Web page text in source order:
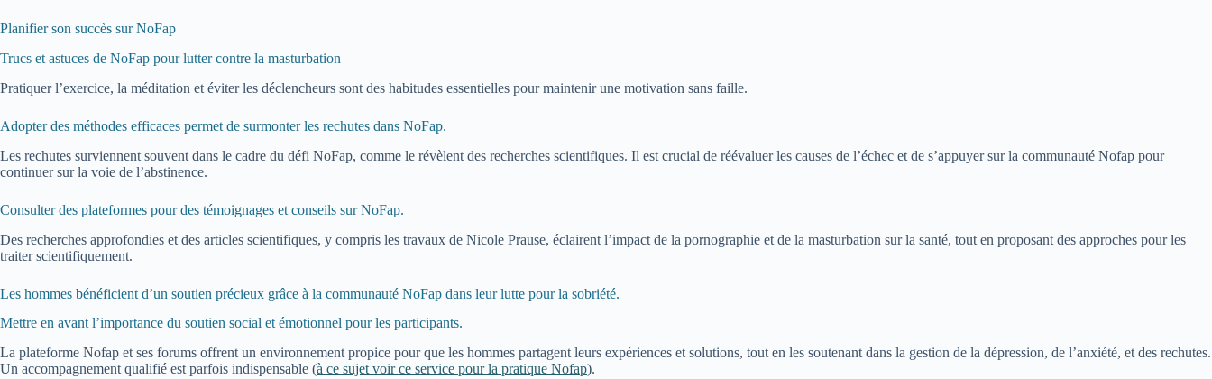
Planifier son succès sur NoFap
Trucs et astuces de NoFap pour lutter contre la masturbation
Pratiquer l’exercice, la méditation et éviter les déclencheurs sont des habitudes essentielles pour maintenir une motivation sans faille.
Adopter des méthodes efficaces permet de surmonter les rechutes dans NoFap.
Les rechutes surviennent souvent dans le cadre du défi NoFap, comme le révèlent des recherches scientifiques. Il est crucial de réévaluer les causes de l’échec et de s’appuyer sur la communauté Nofap pour
continuer sur la voie de l’abstinence.
Consulter des plateformes pour des témoignages et conseils sur NoFap.
Des recherches approfondies et des articles scientifiques, y compris les travaux de Nicole Prause, éclairent l’impact de la pornographie et de la masturbation sur la santé, tout en proposant des approches pour les
traiter scientifiquement.
Les hommes bénéficient d’un soutien précieux grâce à la communauté NoFap dans leur lutte pour la sobriété.
Mettre en avant l’importance du soutien social et émotionnel pour les participants.
La plateforme Nofap et ses forums offrent un environnement propice pour que les hommes partagent leurs expériences et solutions, tout en les soutenant dans la gestion de la dépression, de l’anxiété, et des rechutes.
Un accompagnement qualifié est parfois indispensable (à ce sujet voir ce service pour la pratique Nofap).